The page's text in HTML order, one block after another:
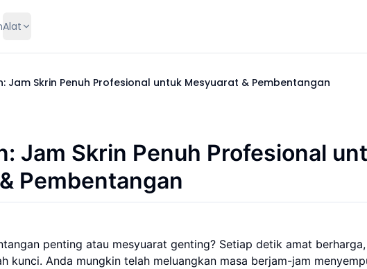
Alat
Jam Skrin Penuh Profesional untuk Mesyuarat & Pembentangan
Jam Skrin Penuh Profesional
Pembentangan
penting atau mesyuarat genting? Setiap detik amat
kunci. Anda mungkin telah meluangkan masa berjam-jam